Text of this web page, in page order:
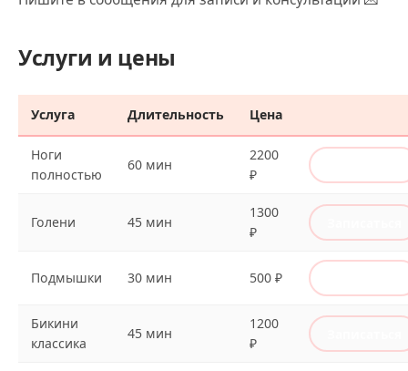
Услуги и цены
Услуга Длительность Цена
Ноги
полностью
60 мин
2200
₽
Голени 45 мин
1300
₽
Подмышки 30 мин 500 ₽
Бикини
классика
45 мин
1200
₽